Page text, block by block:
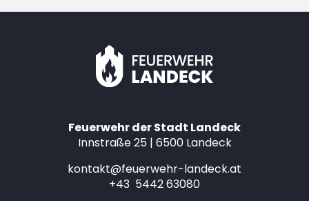
Feuerwehr der Stadt Landeck
Innstraße 25 | 6500 Landeck
kontakt@feuerwehr-landeck.at
+43 5442 63080